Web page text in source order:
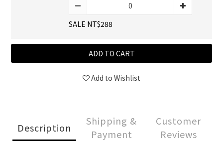
SALE NT$288
ADD TO CART
Add to Wishlist
Description
Shipping &
Payment
Customer
Reviews